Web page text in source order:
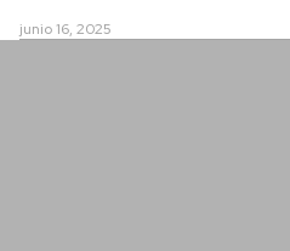
junio 16, 2025